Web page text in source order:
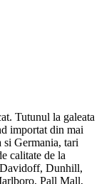
Tutunul la galeata
importat din mai
Germania, tari
calitate de la
Dunhill,
Pall Mall,